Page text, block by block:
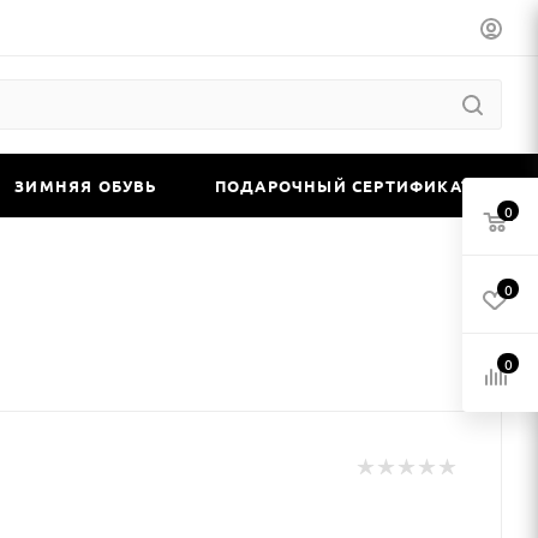
ЗИМНЯЯ ОБУВЬ ПОДАРОЧНЫЙ СЕРТИФИКАТ
0
0
0